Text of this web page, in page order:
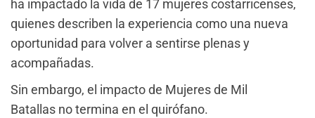
ha impactado la vida de 17 mujeres costarricenses,
quienes describen la experiencia como una nueva
oportunidad para volver a sentirse plenas y
acompañadas.
Sin embargo, el impacto de Mujeres de Mil
Batallas no termina en el quirófano.